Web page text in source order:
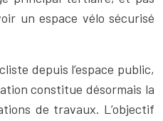
un espace vélo sécurisé
depuis l’espace public,
constitue désormais la
de travaux. L’objectif